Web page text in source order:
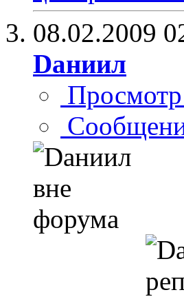
08.02.2009
Dаниил